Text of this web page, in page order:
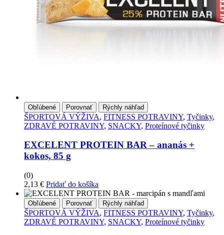
Obľúbené Porovnať Rýchly náhľad
ŠPORTOVÁ VÝŽIVA, FITNESS POTRAVINY, Tyčinky,
ZDRAVÉ POTRAVINY, SNACKY, Proteínové tyčinky
EXCELENT PROTEIN BAR – ananás +
kokos, 85 g
(0)
2,13 € Pridať do košíka
Obľúbené Porovnať Rýchly náhľad
ŠPORTOVÁ VÝŽIVA, FITNESS POTRAVINY, Tyčinky,
ZDRAVÉ POTRAVINY, SNACKY, Proteínové tyčinky